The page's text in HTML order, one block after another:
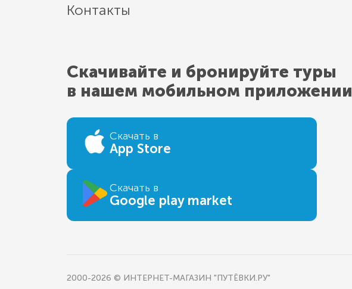
Контакты
Скачивайте и бронируйте туры
в нашем мобильном приложении
Скачать в
App Store
Скачать в
Google play market
2000-2026 © ИНТЕРНЕТ-МАГАЗИН "ПУТЁВКИ.РУ"